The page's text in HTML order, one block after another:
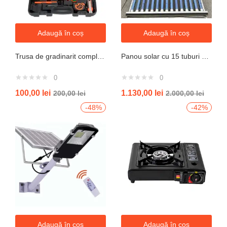
Adaugă în coș
0
100,00 lei 200,00lei
Adaugă în coș
0
1.130,00 lei 2.000,00lei
-48%
Adaugă în coș
-42%
Adaugă în coș